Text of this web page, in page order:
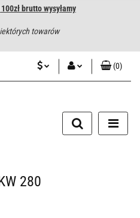
brutto wysyłamy
towarów
Zarejestruj się
Dodaj zgłoszenie
(0)
280